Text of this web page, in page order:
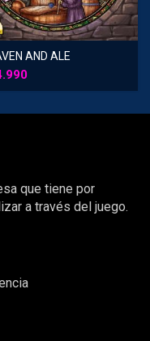
AND ALE
que tiene por
a través del juego.